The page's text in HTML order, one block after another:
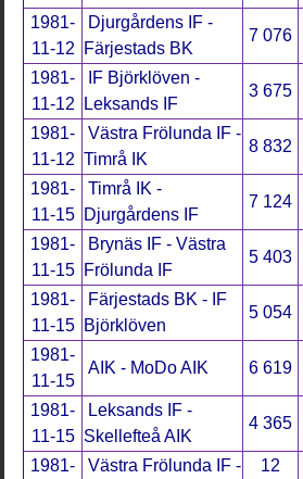
1981-
11-12
Djurgårdens IF -
Färjestads BK
7 076
1981-
11-12
IF Björklöven -
Leksands IF
3 675
1981-
11-12
Västra Frölunda IF -
Timrå IK
8 832
1981-
11-15
Timrå IK -
Djurgårdens IF
7 124
1981-
11-15
Brynäs IF - Västra
Frölunda IF
5 403
1981-
11-15
Färjestads BK - IF
Björklöven
5 054
1981-
11-15
AIK - MoDo AIK 6 619
1981-
11-15
Leksands IF -
Skellefteå AIK
4 365
1981-
Västra Frölunda IF -
12